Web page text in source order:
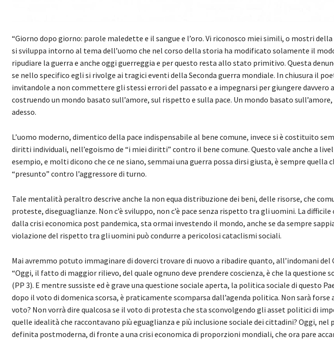
“Giorno dopo giorno: parole maledette e il sangue e l’oro. Vi riconosco miei simili, o mostri della
si sviluppa intorno al tema dell’uomo che nel corso della storia ha modificato solamente il
ripudiare la guerra e anche oggi guerreggia e per questo resta allo stato primitivo. Questa
se nello specifico egli si rivolge ai tragici eventi della Seconda guerra mondiale. In chiusura il
invitandole a non commettere gli stessi errori del passato e a impegnarsi per giungere
costruendo un mondo basato sull’amore, sul rispetto e sulla pace. Un mondo basato
adesso.
L’uomo moderno, dimentico della pace indispensabile al bene comune, invece si è costituito
diritti individuali, nell’egoismo de “i miei diritti” contro il bene comune. Questo vale anche a
esempio, e molti dicono che ce ne siano, semmai una guerra possa dirsi giusta, è sempre
“presunto” contro l’aggressore di turno.
Tale mentalità peraltro descrive anche la non equa distribuzione dei beni, delle risorse, che
proteste, diseguaglianze. Non c’è sviluppo, non c’è pace senza rispetto tra gli uomini. La
dalla crisi economica post pandemica, sta ormai investendo il mondo, anche se da sempre
violazione del rispetto tra gli uomini può condurre a pericolosi cataclismi sociali.
Mai avremmo potuto immaginare di doverci trovare di nuovo a ribadire quanto, all’indomani del
“Oggi, il fatto di maggior rilievo, del quale ognuno deve prendere coscienza, è che la questione
(PP 3). E mentre sussiste ed è grave una questione sociale aperta, la politica sociale di questo
dopo il voto di domenica scorsa, è praticamente scomparsa dall’agenda politica. Non sarà
voto? Non vorrà dire qualcosa se il voto di protesta che sta sconvolgendo gli asset politici di
quelle idealità che raccontavano più eguaglianza e più inclusione sociale dei cittadini? Oggi, nel
definita postmoderna, di fronte a una crisi economica di proporzioni mondiali, che ora pare